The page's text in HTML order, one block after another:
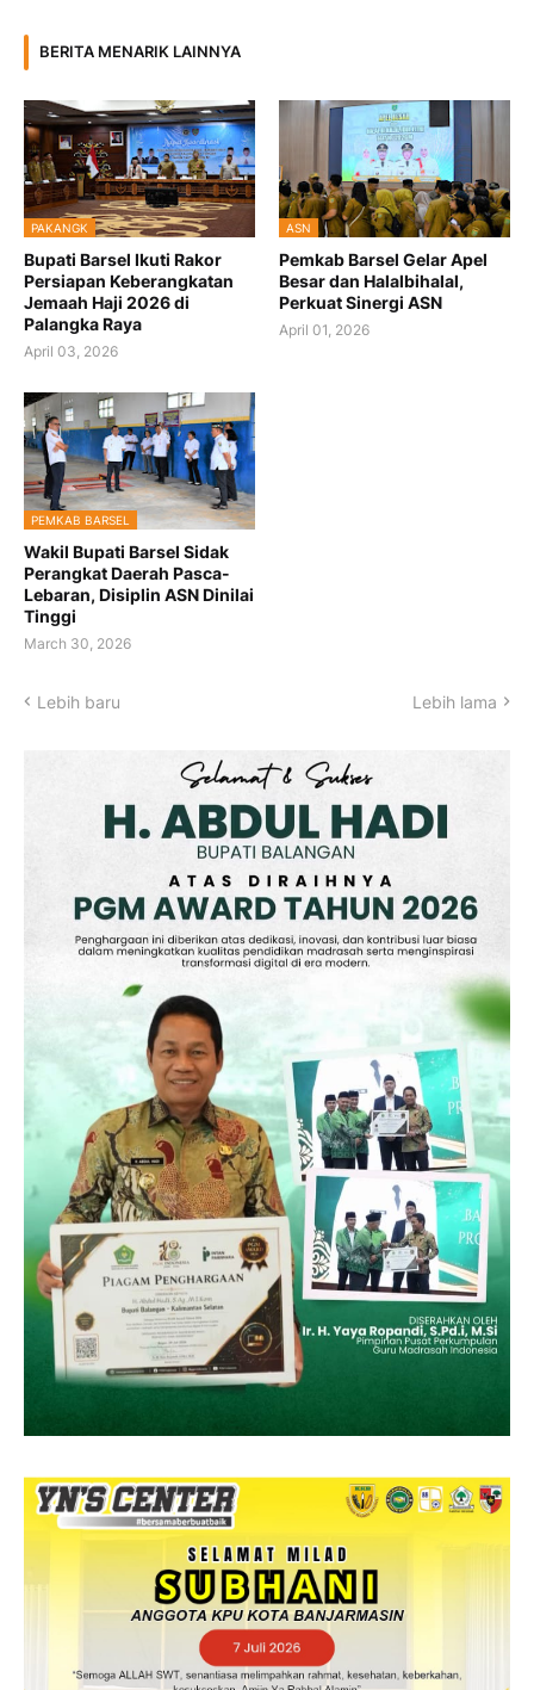
BERITA MENARIK LAINNYA
PAKANGK
Bupati Barsel Ikuti Rakor
Persiapan Keberangkatan
Jemaah Haji 2026 di
Palangka Raya
April 03, 2026
ASN
Pemkab Barsel Gelar Apel
Besar dan Halalbihalal,
Perkuat Sinergi ASN
April 01, 2026
PEMKAB BARSEL
Wakil Bupati Barsel Sidak
Perangkat Daerah Pasca-
Lebaran, Disiplin ASN Dinilai
Tinggi
March 30, 2026
Lebih baru Lebih lama